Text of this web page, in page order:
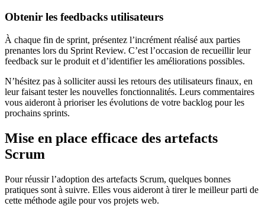
Obtenir les feedbacks utilisateurs
À chaque fin de sprint, présentez l’incrément réalisé aux parties
prenantes lors du Sprint Review. C’est l’occasion de recueillir leur
feedback sur le produit et d’identifier les améliorations possibles.
N’hésitez pas à solliciter aussi les retours des utilisateurs finaux, en
leur faisant tester les nouvelles fonctionnalités. Leurs commentaires
vous aideront à prioriser les évolutions de votre backlog pour les
prochains sprints.
Mise en place efficace des artefacts
Scrum
Pour réussir l’adoption des artefacts Scrum, quelques bonnes
pratiques sont à suivre. Elles vous aideront à tirer le meilleur parti de
cette méthode agile pour vos projets web.